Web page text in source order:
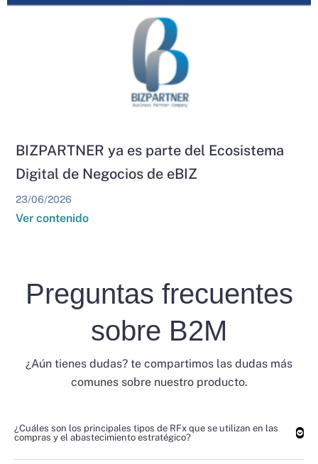
BIZPARTNER ya es parte del Ecosistema
Digital de Negocios de eBIZ
23/06/2026
Ver contenido
Preguntas frecuentes
sobre B2M
¿Aún tienes dudas? te compartimos las dudas más
comunes sobre nuestro producto.
¿Cuáles son los principales tipos de RFx que se utilizan en las
compras y el abastecimiento estratégico?